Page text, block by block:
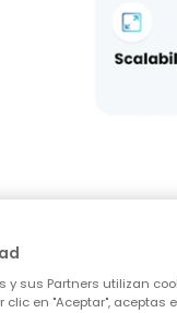
y sus Partners utilizan
en "Aceptar", aceptas